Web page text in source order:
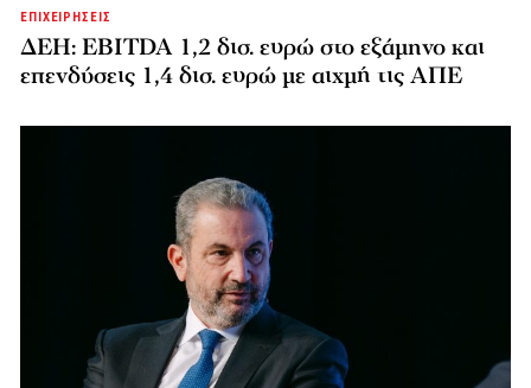
ΕΠΙΧΕΙΡΗΣΕΙΣ
ΔΕΗ: EBITDA 1,2 δισ. ευρώ στο εξάμηνο και
επενδύσεις 1,4 δισ. ευρώ με αιχμή τις ΑΠΕ